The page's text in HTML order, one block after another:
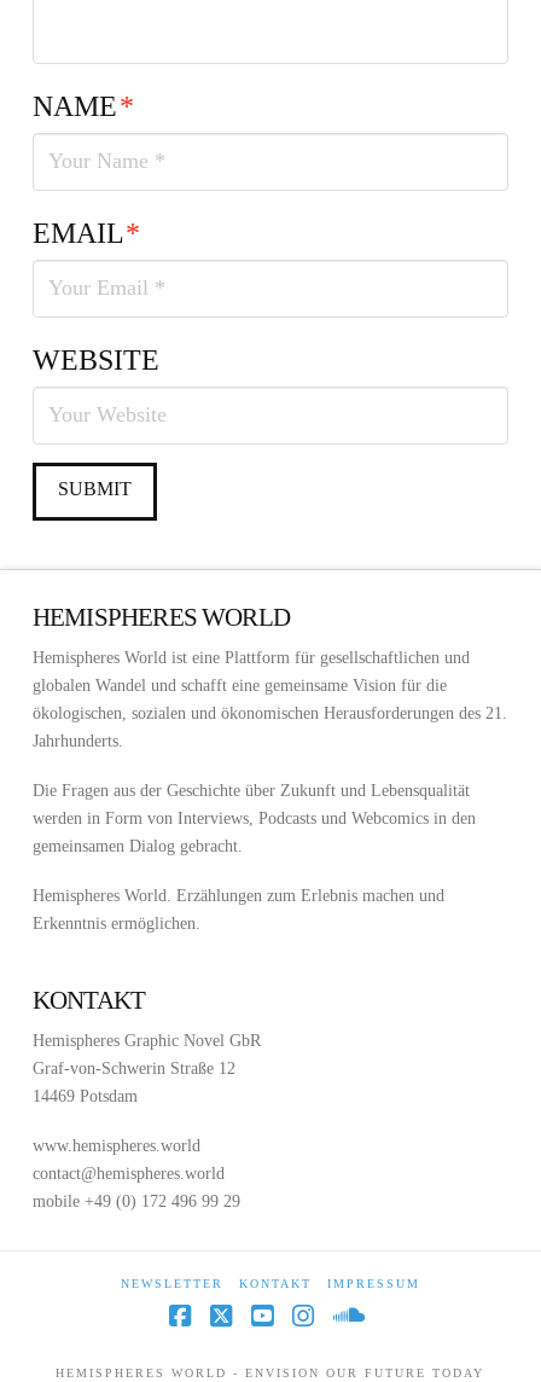
NAME*
EMAIL*
WEBSITE
HEMISPHERES WORLD
Hemispheres World ist eine Plattform für gesellschaftlichen und
globalen Wandel und schafft eine gemeinsame Vision für die
ökologischen, sozialen und ökonomischen Herausforderungen des 21.
Jahrhunderts.
Die Fragen aus der Geschichte über Zukunft und Lebensqualität
werden in Form von Interviews, Podcasts und Webcomics in den
gemeinsamen Dialog gebracht.
Hemispheres World. Erzählungen zum Erlebnis machen und
Erkenntnis ermöglichen.
KONTAKT
Hemispheres Graphic Novel GbR
Graf-von-Schwerin Straße 12
14469 Potsdam
www.hemispheres.world
contact@hemispheres.world
mobile +49 (0) 172 496 99 29
NEWSLETTER KONTAKT IMPRESSUM
HEMISPHERES WORLD - ENVISION OUR FUTURE TODAY